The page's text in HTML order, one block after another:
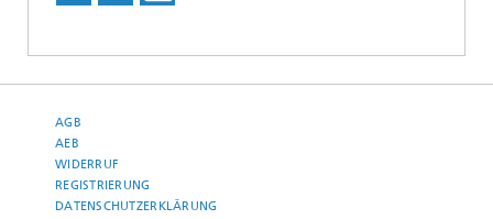
AGB
AEB
WIDERRUF
REGISTRIERUNG
DATENSCHUTZERKLÄRUNG